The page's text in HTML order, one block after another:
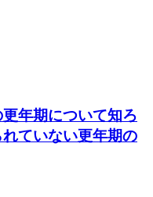
年期について知ろ
ていない更年期の